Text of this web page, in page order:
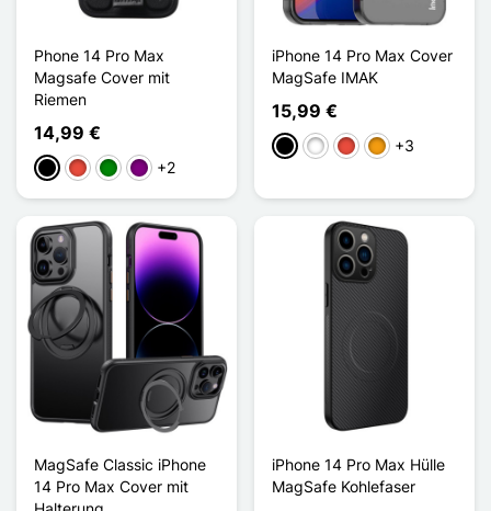
Phone 14 Pro Max
Magsafe Cover mit
Riemen
14,99 €
Schwarz
Rot GrünViolett
+2
iPhone 14 Pro Max Cover
MagSafe IMAK
15,99 €
Schwarz
WeißRot Orange
+3
MagSafe Classic iPhone
14 Pro Max Cover mit
iPhone 14 Pro Max Hülle
MagSafe Kohlefaser